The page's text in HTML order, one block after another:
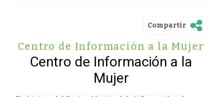
Compartir
Centro de Información a la Mujer
Centro de Información a la
Mujer